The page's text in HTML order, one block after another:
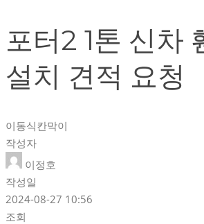
포터2 1톤 신차
설치 견적 요청
이동식칸막이
작성자
이정호
작성일
2024-08-27 10:56
조회